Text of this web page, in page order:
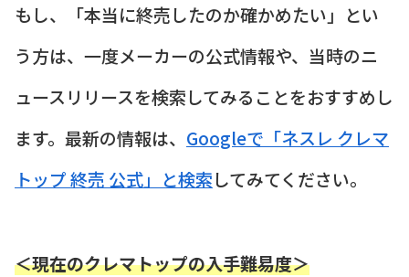
もし、「本当に終売したのか確かめたい」とい
う方は、一度メーカーの公式情報や、当時のニ
ュースリリースを検索してみることをおすすめし
ます。最新の情報は、 Googleで「ネスレ クレマ
トップ 終売 公式」と検索してみてください。
＜現在のクレマトップの入手難易度＞